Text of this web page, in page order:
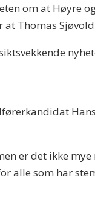
om at Høyre
Thomas
er det ikke
alle som har